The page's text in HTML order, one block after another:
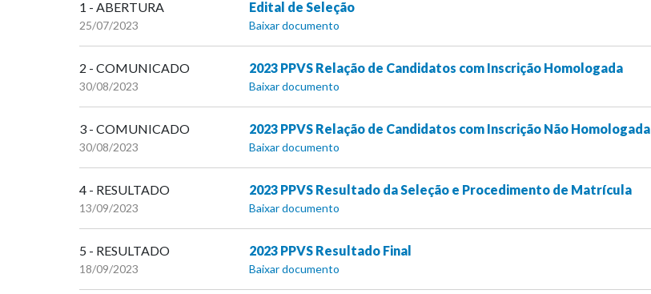
1 - ABERTURA
25/07/2023
Edital de Seleção
Baixar documento
2 - COMUNICADO
30/08/2023
2023 PPVS Relação de Candidatos com Inscrição Homologada
Baixar documento
3 - COMUNICADO
30/08/2023
2023 PPVS Relação de Candidatos com Inscrição Não Homologada
Baixar documento
4 - RESULTADO
13/09/2023
2023 PPVS Resultado da Seleção e Procedimento de Matrícula
Baixar documento
5 - RESULTADO
18/09/2023
2023 PPVS Resultado Final
Baixar documento